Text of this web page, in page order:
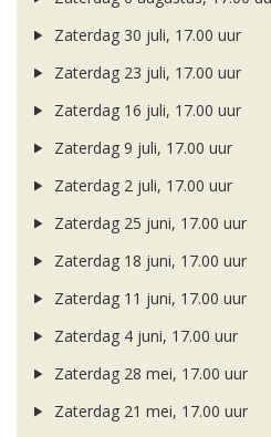
Zaterdag 30 juli, 17.00 uur
Zaterdag 23 juli, 17.00 uur
Zaterdag 16 juli, 17.00 uur
Zaterdag 9 juli, 17.00 uur
Zaterdag 2 juli, 17.00 uur
Zaterdag 25 juni, 17.00 uur
Zaterdag 18 juni, 17.00 uur
Zaterdag 11 juni, 17.00 uur
Zaterdag 4 juni, 17.00 uur
Zaterdag 28 mei, 17.00 uur
Zaterdag 21 mei, 17.00 uur